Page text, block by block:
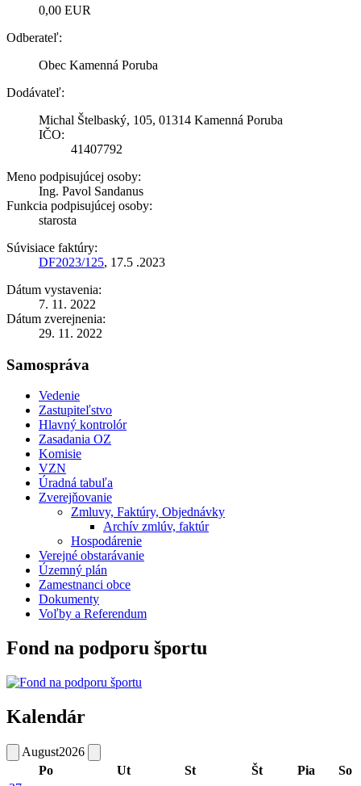
0,00 EUR
Odberateľ:
Obec Kamenná Poruba
Dodávateľ:
Michal Štelbaský, 105, 01314 Kamenná Poruba
IČO:
41407792
Meno podpisujúcej osoby:
Ing. Pavol Sandanus
Funkcia podpisujúcej osoby:
starosta
Súvisiace faktúry:
DF2023/125, 17.5 .2023
Dátum vystavenia:
7. 11. 2022
Dátum zverejnenia:
29. 11. 2022
Samospráva
Vedenie
Zastupiteľstvo
Hlavný kontrolór
Zasadania OZ
Komisie
VZN
Úradná tabuľa
Zverejňovanie
Zmluvy, Faktúry, Objednávky
Archív zmlúv, faktúr
Hospodárenie
Verejné obstarávanie
Územný plán
Zamestnanci obce
Dokumenty
Voľby a Referendum
Fond na podporu športu
Kalendár
August2026
Po
Ut St Št Pia
So